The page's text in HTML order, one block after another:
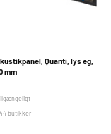
Quanti, lys eg,
mm
butikker